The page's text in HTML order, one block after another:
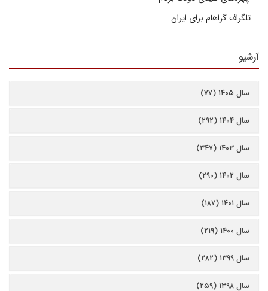
تلگراف گراهام برای ایران
آرشیو
سال ۱۴۰۵ (۷۷)
سال ۱۴۰۴ (۲۹۲)
سال ۱۴۰۳ (۳۴۷)
سال ۱۴۰۲ (۲۹۰)
سال ۱۴۰۱ (۱۸۷)
سال ۱۴۰۰ (۲۱۹)
سال ۱۳۹۹ (۲۸۲)
سال ۱۳۹۸ (۲۵۹)